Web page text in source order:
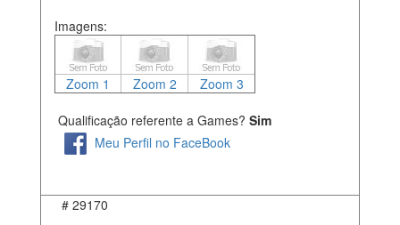
Imagens:
Zoom 1 Zoom 2 Zoom 3
Qualificação referente a Games? Sim
Meu Perfil no FaceBook
# 29170